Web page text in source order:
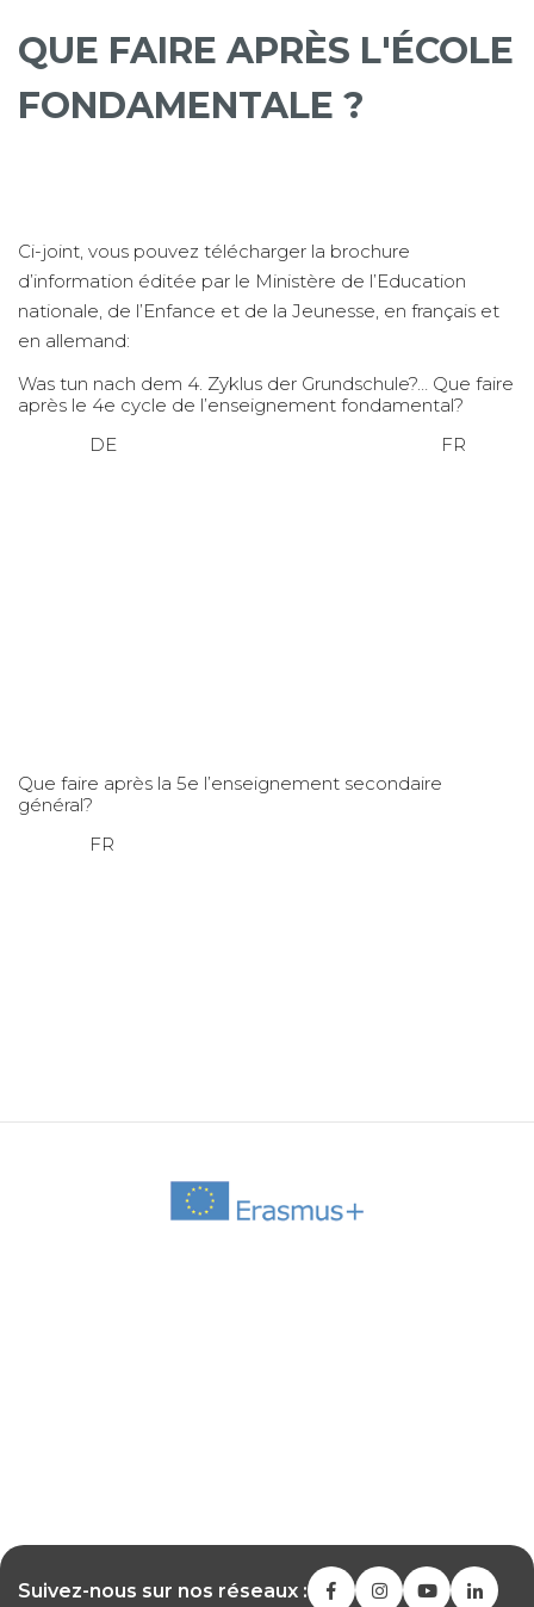
QUE FAIRE APRÈS L'ÉCOLE
FONDAMENTALE ?
Ci-joint, vous pouvez télécharger la brochure
d’information éditée par le Ministère de l’Education
nationale, de l’Enfance et de la Jeunesse, en français et
en allemand:
Was tun nach dem 4. Zyklus der Grundschule?… Que faire
après le 4e cycle de l’enseignement fondamental?
DE FR
Que faire après la 5e l’enseignement secondaire
général?
FR
Suivez-nous sur nos réseaux :